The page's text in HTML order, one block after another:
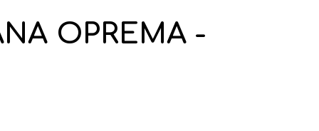
OPREMA -